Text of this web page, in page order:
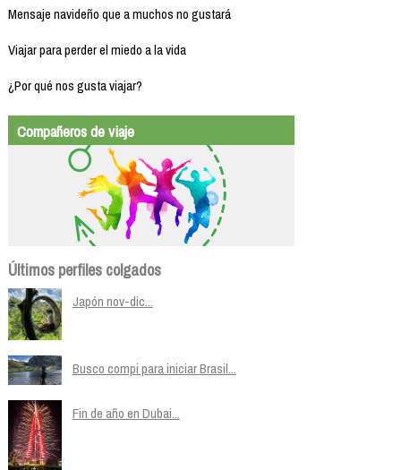
Mensaje navideño que a muchos no gustará
Viajar para perder el miedo a la vida
¿Por qué nos gusta viajar?
Compañeros de viaje
Últimos perfiles colgados
Japón nov-dic...
Busco compi para iniciar Brasil...
Fin de año en Dubai...